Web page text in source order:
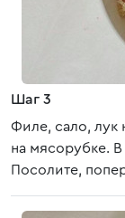
Шаг 3
Филе, сало, лук
на мясорубке.
Посолите,